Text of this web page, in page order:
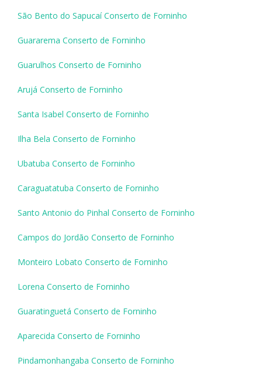
São Bento do Sapucaí Conserto de Forninho
Guararema Conserto de Forninho
Guarulhos Conserto de Forninho
Arujá Conserto de Forninho
Santa Isabel Conserto de Forninho
Ilha Bela Conserto de Forninho
Ubatuba Conserto de Forninho
Caraguatatuba Conserto de Forninho
Santo Antonio do Pinhal Conserto de Forninho
Campos do Jordão Conserto de Forninho
Monteiro Lobato Conserto de Forninho
Lorena Conserto de Forninho
Guaratinguetá Conserto de Forninho
Aparecida Conserto de Forninho
Pindamonhangaba Conserto de Forninho